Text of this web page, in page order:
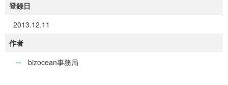
登録日
2013.12.11
作者
bizocean事務局